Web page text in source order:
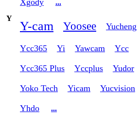
Xgody
...
Y
Y-cam Yoosee Yucheng
Ycc365 Yi Yawcam Ycc
Ycc365 Plus Yccplus Yudor
Yoko Tech Yicam Yucvision
Yhdo
...